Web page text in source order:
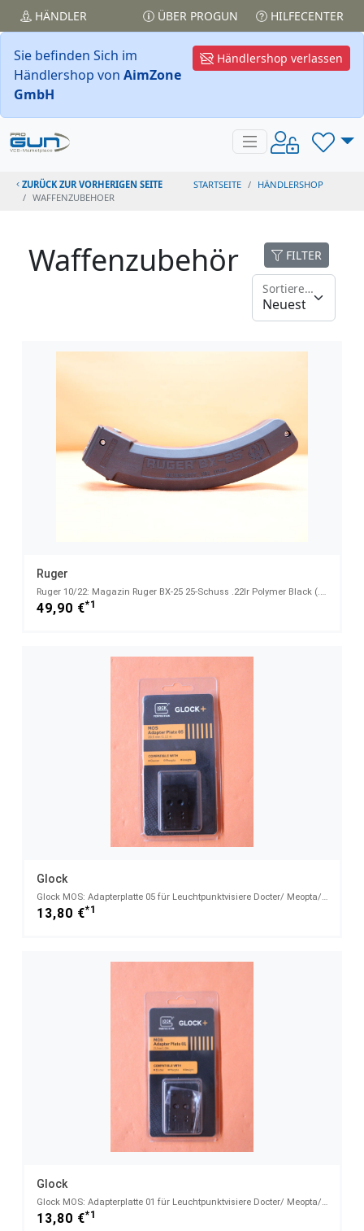
HÄNDLER ÜBER PROGUN HILFECENTER
Händlershop verlassen
Sie befinden Sich im
Händlershop von AimZone
GmbH
ZURÜCK ZUR VORHERIGEN SEITE STARTSEITE
HÄNDLERSHOP
WAFFENZUBEHOER
Waffenzubehör FILTER
Sortieren nach
Ruger
Ruger 10/22: Magazin Ruger BX-25 25-Schuss .22lr Polymer Black (.22lfB/.22L.R.)
49,90 €*1
Glock
Glock MOS: Adapterplatte 05 für Leuchtpunktvisiere Docter/ Meopta/ Insight/ Vortex/ Burris
13,80 €*1
Glock
Glock MOS: Adapterplatte 01 für Leuchtpunktvisiere Docter/ Meopta/ Insight/ Vortex/ Burris
13,80 €*1